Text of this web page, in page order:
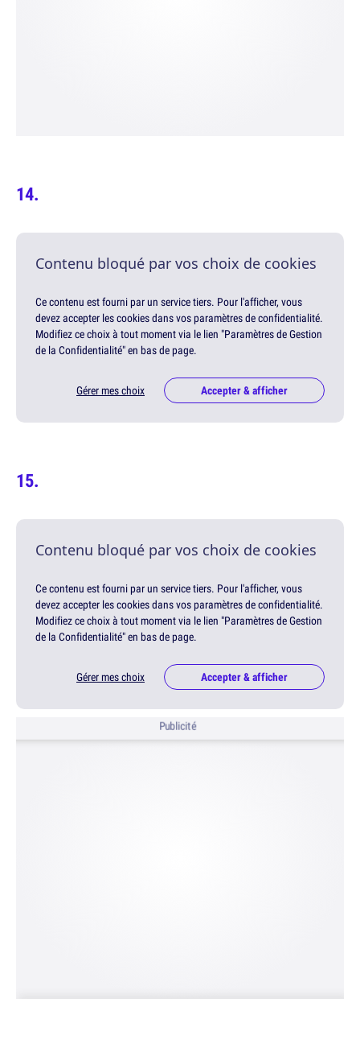
Contenu bloqué par vos choix de cookies
Ce contenu est fourni par un service tiers. Pour l'afficher, vous
devez accepter les cookies dans vos paramètres de confidentialité.
Modifiez ce choix à tout moment via le lien "Paramètres de Gestion
de la Confidentialité" en bas de page.
Gérer mes choix Accepter & afficher
Contenu bloqué par vos choix de cookies
Ce contenu est fourni par un service tiers. Pour l'afficher, vous
devez accepter les cookies dans vos paramètres de confidentialité.
Modifiez ce choix à tout moment via le lien "Paramètres de Gestion
de la Confidentialité" en bas de page.
Gérer mes choix Accepter & afficher
Publicité